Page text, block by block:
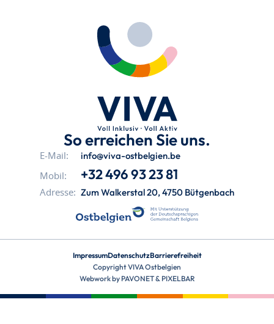
So erreichen Sie uns.
E-Mail: info@viva-ostbelgien.be
Mobil: +32 496 93 23 81
Adresse: Zum Walkerstal 20, 4750 Bütgenbach
ImpressumDatenschutzBarrierefreiheit
Copyright VIVA Ostbelgien
Webwork by PAVONET& PIXELBAR